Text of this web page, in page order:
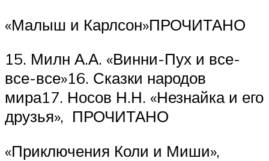
«Малыш и Карлсон»ПРОЧИТАНО
15. Милн А.А. «Винни-Пух и все-
все-все»16. Сказки народов
мира17. Носов Н.Н. «Незнайка и его
друзья», ПРОЧИТАНО
«Приключения Коли и Миши»,